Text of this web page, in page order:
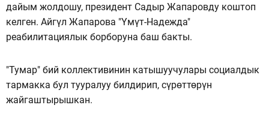
дайым жолдошу, президент Садыр Жапаровду коштоп
келген. Айгүл Жапарова "Үмүт-Надежда"
реабилитациялык борборуна баш бакты.
"Тумар" бий коллективинин катышуучулары социалдык
тармакка бул тууралуу билдирип, сүрөттөрүн
жайгаштырышкан.